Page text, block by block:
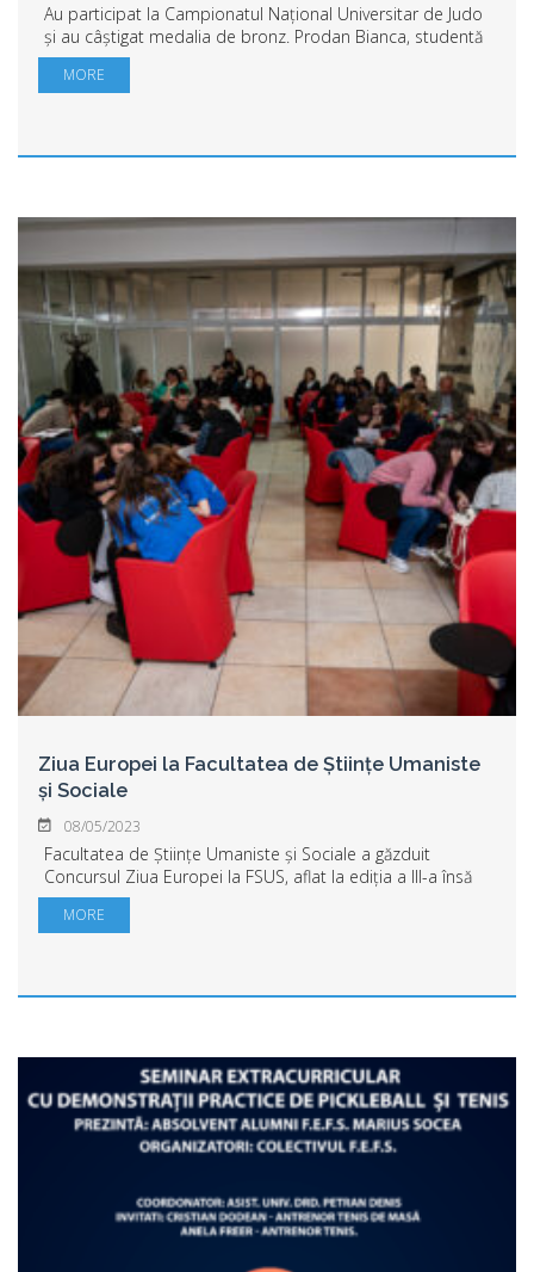
Au participat la Campionatul Național Universitar de Judo
și au câștigat medalia de bronz. Prodan Bianca, studentă
anul II la licență și Mraz Gheorghe student anul II master în
cadrul Facultății de E...
MORE
Ziua Europei la Facultatea de Științe Umaniste
și Sociale
08/05/2023
Facultatea de Științe Umaniste și Sociale a găzduit
Concursul Ziua Europei la FSUS, aflat la ediția a III-a însă
pentru prima dată dedicat elevilor. La concurs s-au înscris
8 echipaje care au parcur...
MORE